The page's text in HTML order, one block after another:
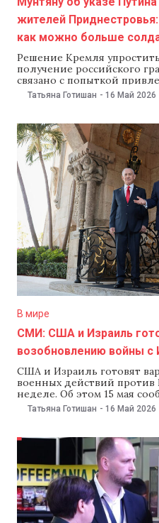
жителей
как можно больше
Решение Кремля
получение российского
связано с попыткой
войны в Украине. Это 16
принимают за столом
думаю, что решение
привлечь на
Татьяна Готишан - 16 Май 2026
В мире
СМИ: США и Израиль
возобновлению войны с
США и Израиль готовят
военных действий
неделе. Об этом 15 мая
Times со ссылкой на
разработали план на
боевым действиям
Татьяна Готишан - 16 Май 2026